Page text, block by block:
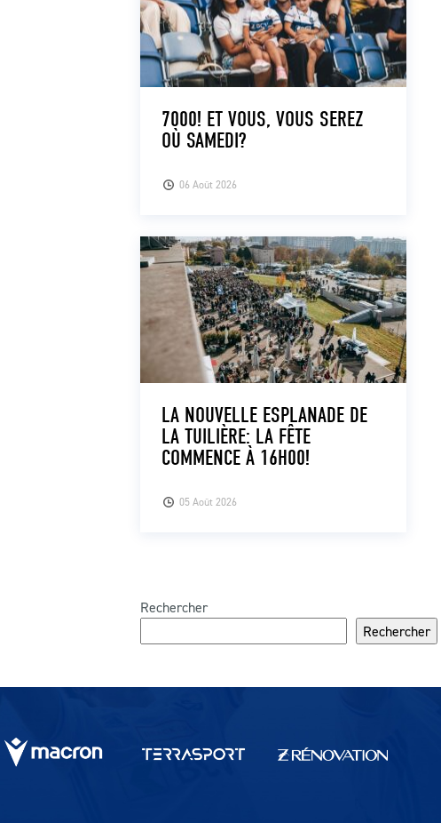
06 Août 2026
7000! ET VOUS, VOUS SEREZ
OÙ SAMEDI?
05 Août 2026
LA NOUVELLE ESPLANADE DE
LA TUILIÈRE: LA FÊTE
COMMENCE À 16H00!
Rechercher
Rechercher